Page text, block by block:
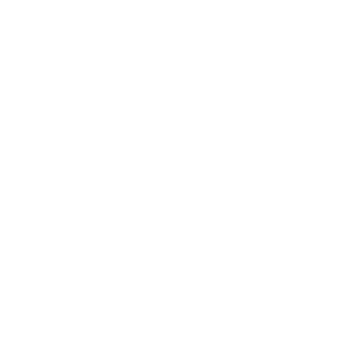
了属于她的青春新